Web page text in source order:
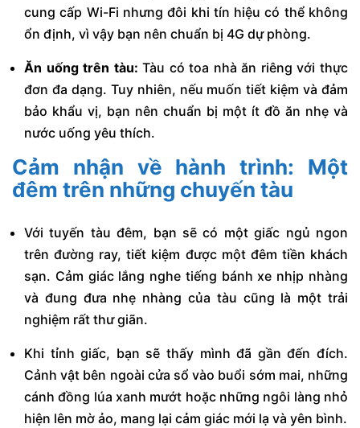
cung cấp Wi-Fi nhưng đôi khi tín hiệu có thể không
ổn định, vì vậy bạn nên chuẩn bị 4G dự phòng.
Ăn uống trên tàu: Tàu có toa nhà ăn riêng với thực
đơn đa dạng. Tuy nhiên, nếu muốn tiết kiệm và đảm
bảo khẩu vị, bạn nên chuẩn bị một ít đồ ăn nhẹ và
nước uống yêu thích.
Cảm nhận về hành trình: Một
đêm trên những chuyến tàu
Với tuyến tàu đêm, bạn sẽ có một giấc ngủ ngon
trên đường ray, tiết kiệm được một đêm tiền khách
sạn. Cảm giác lắng nghe tiếng bánh xe nhịp nhàng
và đung đưa nhẹ nhàng của tàu cũng là một trải
nghiệm rất thư giãn.
Khi tỉnh giấc, bạn sẽ thấy mình đã gần đến đích.
Cảnh vật bên ngoài cửa sổ vào buổi sớm mai, những
cánh đồng lúa xanh mướt hoặc những ngôi làng nhỏ
hiện lên mờ ảo, mang lại cảm giác mới lạ và yên bình.